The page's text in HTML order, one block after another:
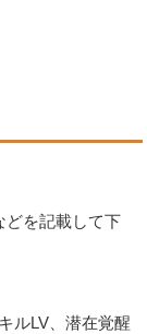
どを記載して下
ルLV、潜在覚醒